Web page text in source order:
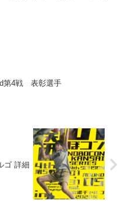
第4戦 表彰選手
ゴ 詳細